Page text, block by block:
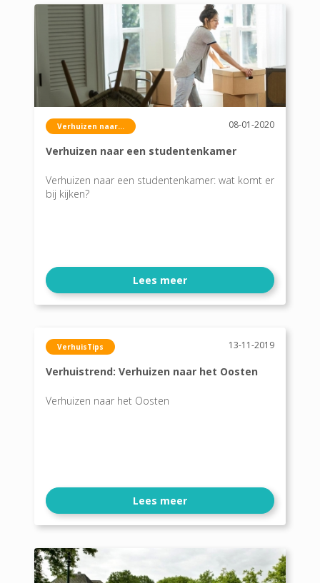
Verhuizen naar... 08-01-2020
Verhuizen naar een studentenkamer
Verhuizen naar een studentenkamer: wat komt er
bij kijken?
Lees meer
VerhuisTips 13-11-2019
Verhuistrend: Verhuizen naar het Oosten
Verhuizen naar het Oosten
Lees meer